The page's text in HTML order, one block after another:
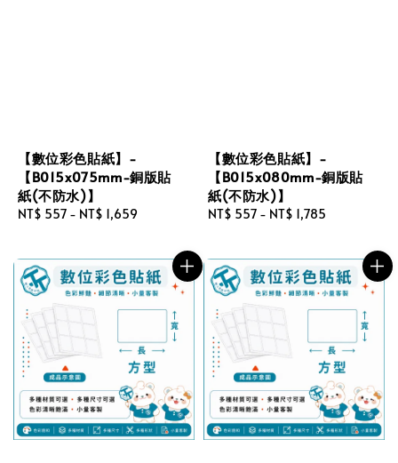
【數位彩色貼紙】-
【B015x075mm-銅版貼
紙(不防水)】
Regular
NT$ 557 - NT$ 1,659
【數位彩色貼紙】-
【B015x080mm-銅版貼
紙(不防水)】
Regular
NT$ 557 - NT$ 1,785